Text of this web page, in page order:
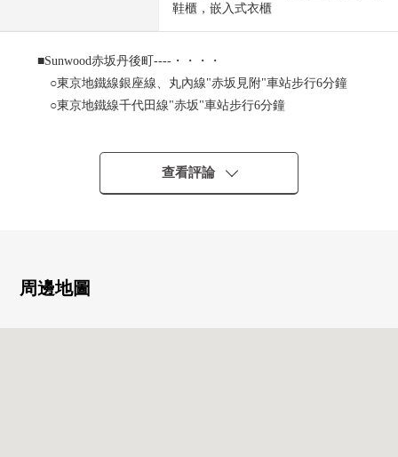
鞋櫃，嵌入式衣櫃
■Sunwood赤坂丹後町----・・・・
○東京地鐵線銀座線、丸內線"赤坂見附"車站步行6分鐘
○東京地鐵線千代田線"赤坂"車站步行6分鐘
○寵物飼養可(飼養有細則)
○21戶總戶數
■房間的特徴-----・・・・
查看評論
周邊地圖